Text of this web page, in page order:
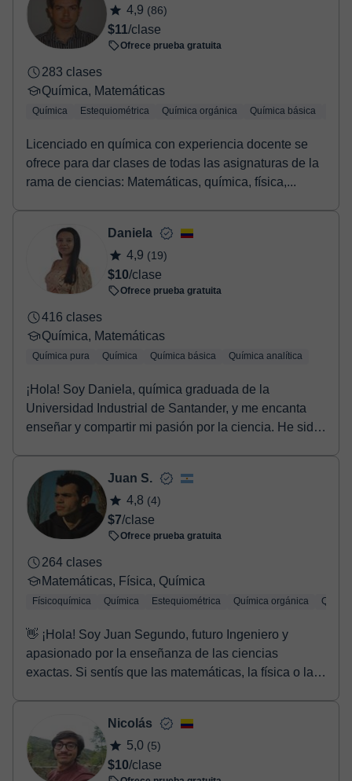
confirmación de la reserva.
4,9 (86)
$11/clase
Ofrece prueba gratuita
283 clases
Química, Matemáticas
Química Estequiométrica Química orgánica Química básica
Licenciado en química con experiencia docente se
ofrece para dar clases de todas las asignaturas de la
rama de ciencias: Matemáticas, química, física,...
Daniela
4,9 (19)
$10/clase
Ofrece prueba gratuita
416 clases
Química, Matemáticas
Química pura Química Química básica Química analítica
¡Hola! Soy Daniela, química graduada de la
Universidad Industrial de Santander, y me encanta
enseñar y compartir mi pasión por la ciencia. He sido
Juan S.
4,8 (4)
$7/clase
Ofrece prueba gratuita
264 clases
Matemáticas, Física, Química
Físicoquímica Química Estequiométrica Química orgánica
👋 ¡Hola! Soy Juan Segundo, futuro Ingeniero y
apasionado por la enseñanza de las ciencias
exactas. Si sentís que las matemáticas, la física o la
Nicolás
5,0 (5)
$10/clase